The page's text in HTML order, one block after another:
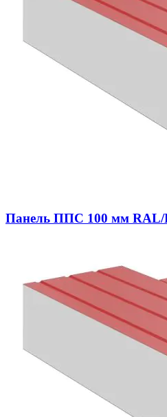
Панель ППС 100 мм RAL/